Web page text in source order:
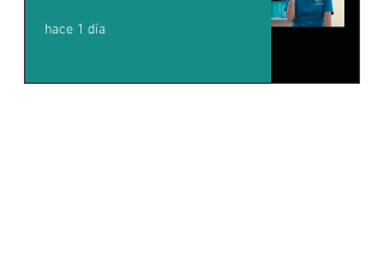
hace 1 día